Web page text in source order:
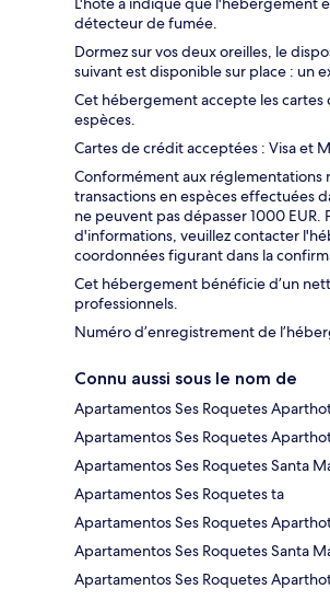
détecteur de fumée.
Dormez sur vos deux oreilles, le
suivant est disponible sur place : un
Cet hébergement accepte les cartes
espèces.
Cartes de crédit acceptées : Visa et
Conformément aux réglementations
transactions en espèces effectuées
ne peuvent pas dépasser 1000 EUR.
d'informations, veuillez contacter
coordonnées figurant dans la
Cet hébergement bénéficie d’un
professionnels.
Numéro d’enregistrement de
Connu aussi sous le nom de
Apartamentos Ses Roquetes
Apartamentos Ses Roquetes
Apartamentos Ses Roquetes Santa
Apartamentos Ses Roquetes ta
Apartamentos Ses Roquetes
Apartamentos Ses Roquetes Santa
Apartamentos Ses Roquetes